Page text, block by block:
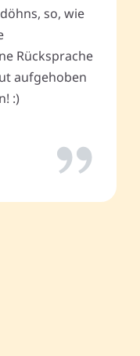
so, wie
Rücksprache
aufgehoben
:)